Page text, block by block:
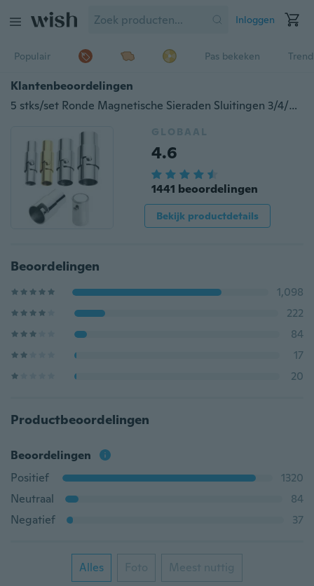
Inloggen
Populair Pas bekeken
Klantenbeoordelingen
5 stks/set Ronde Magnetische Sieraden Sluitingen 3/4/5/6/8mm Lederen Koord Sluitingen voor Armbanden DIY Connectors Accessoires Maken Fittings
GLOBAAL
4.6
1441 beoordelingen
Bekijk productdetails
Beoordelingen
1,098
222
84
17
20
Productbeoordelingen
Beoordelingen
Positief
1320
Neutraal
84
Negatief
37
Alles Foto Meest nuttig